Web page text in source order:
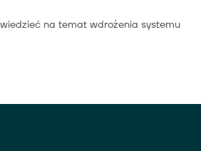
na temat wdrożenia systemu